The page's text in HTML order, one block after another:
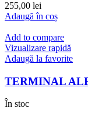
255,00 lei
Adaugă în coș
Add to compare
Vizualizare rapidă
Adaugă la favorite
TERMINAL
În stoc